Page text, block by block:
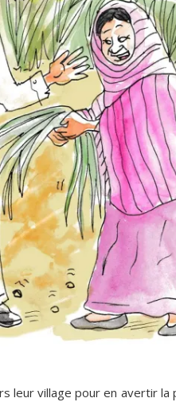
leur village pour en avertir la